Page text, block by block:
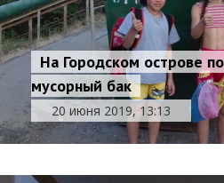
На Городском острове
мусорный бак
20 июня 2019, 13:13